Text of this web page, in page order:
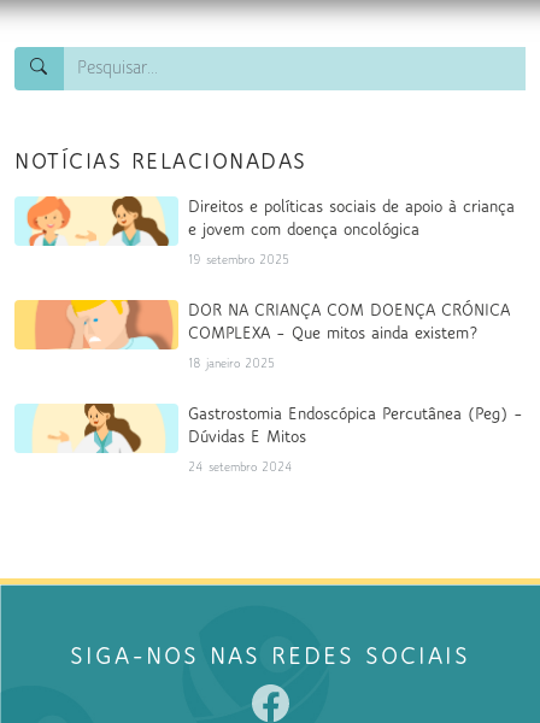
NOTÍCIAS RELACIONADAS
Direitos e políticas sociais de apoio à criança
e jovem com doença oncológica
19 setembro 2025
DOR NA CRIANÇA COM DOENÇA CRÓNICA
COMPLEXA – Que mitos ainda existem?
18 janeiro 2025
Gastrostomia Endoscópica Percutânea (Peg) –
Dúvidas E Mitos
24 setembro 2024
SIGA-NOS NAS REDES SOCIAIS